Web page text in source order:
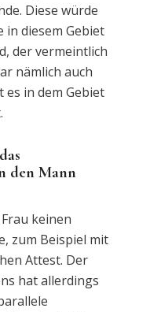
Diese würde
in diesem Gebiet
der vermeintlich
nämlich auch
in dem Gebiet
den Mann
keinen
zum Beispiel mit
Attest. Der
hat allerdings